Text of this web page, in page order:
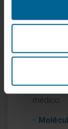
Si desea
médico: